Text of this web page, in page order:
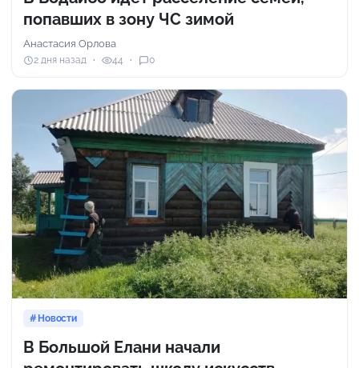
попавших в зону ЧС зимой
Анастасия Орлова
2 дня назад 44 0
Новости
В Большой Елани начали